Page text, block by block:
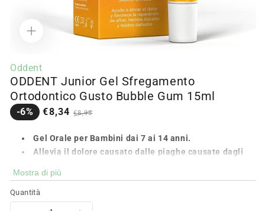
media
1
in
modalità
Oddent
ODDENT Junior Gel Sfregamento
Ortodontico Gusto Bubble Gum 15ml
-6% Prezzo
saldo
€8,34 Prezzo
€8,95
Gel Orale per Bambini dai 7 ai 14 anni.
Allevia il dolore causato dalle piaghe causate dagli
Ripara le ferite orali.
Aiuta a ridurre l'infiammazione.
Mostra di più
Quantità